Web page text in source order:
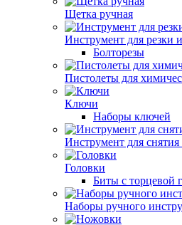
Щетка ручная
Инструмент для резки
Болторезы
Пистолеты для
Ключи
Наборы ключей
Инструмент для снятия
Головки
Биты с торцевой
Наборы ручного